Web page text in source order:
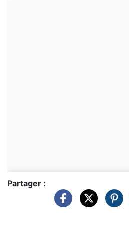
Partager :